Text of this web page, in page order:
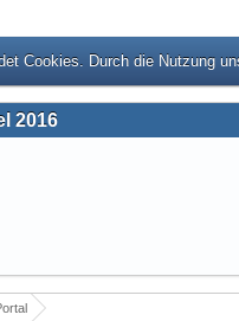
Cookies. Durch die Nutzung
2016